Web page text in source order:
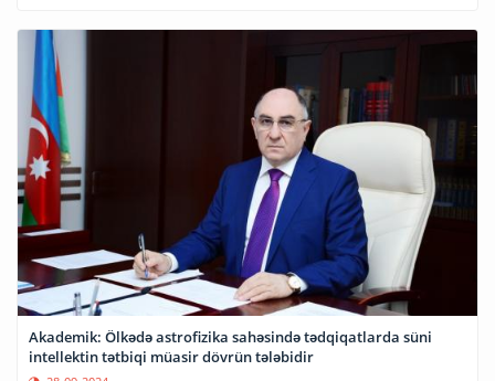
Akademik: Ölkədə astrofizika sahəsində tədqiqatlarda süni
intellektin tətbiqi müasir dövrün tələbidir